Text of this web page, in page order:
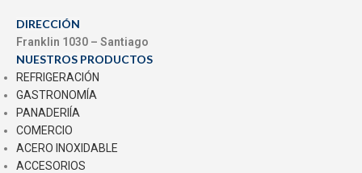
DIRECCIÓN
Franklin 1030 – Santiago
NUESTROS PRODUCTOS
REFRIGERACIÓN
GASTRONOMÍA
PANADERIÍA
COMERCIO
ACERO INOXIDABLE
ACCESORIOS